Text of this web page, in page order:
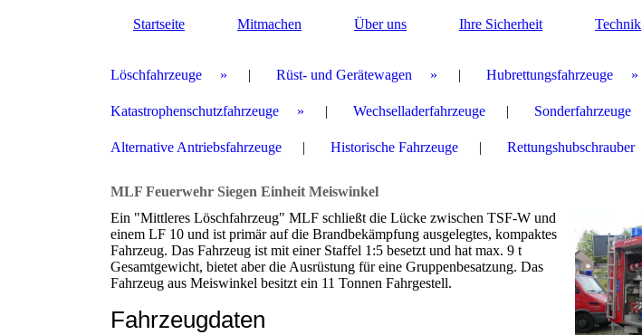
Startseite Mitmachen Über uns Ihre Sicherheit Technik
Löschfahrzeuge Rüst- und Gerätewagen Hubrettungsfahrzeuge
Katastrophenschutzfahrzeuge Wechselladerfahrzeuge Sonderfahrzeuge
Alternative Antriebsfahrzeuge Historische Fahrzeuge Rettungshubschrauber
MLF Feuerwehr Siegen Einheit Meiswinkel
Ein "Mittleres Löschfahrzeug" MLF schließt die Lücke zwischen TSF-W und
einem LF 10 und ist primär auf die Brandbekämpfung ausgelegtes, kompaktes
Fahrzeug. Das Fahrzeug ist mit einer Staffel 1:5 besetzt und hat max. 9 t
Gesamtgewicht, bietet aber die Ausrüstung für eine Gruppenbesatzung. Das
Fahrzeug aus Meiswinkel besitzt ein 11 Tonnen Fahrgestell.
Fahrzeugdaten